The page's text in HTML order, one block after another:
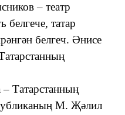
– театр
белгече, татар
белгеч. Әнисе
Татарстанның
М. Җәлил